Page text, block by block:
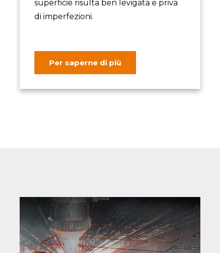
superficie risulta ben levigata e priva
di imperfezioni.
Per saperne di più